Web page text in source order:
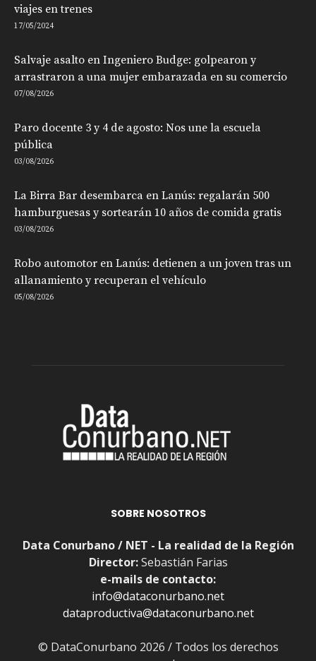
viajes en trenes
17/05/2024
Salvaje asalto en Ingeniero Budge: golpearon y
arrastraron a una mujer embarazada en su comercio
07/08/2026
Paro docente 3 y 4 de agosto: Nos une la escuela
pública
03/08/2026
La Birra Bar desembarca en Lanús: regalarán 500
hamburguesas y sortearán 10 años de comida gratis
03/08/2026
Robo automotor en Lanús: detienen a un joven tras un
allanamiento y recuperan el vehículo
05/08/2026
SOBRE NOSOTROS
Data Conurbano / NET - La realidad de la Región
Director:Sebastián Farias
e-mails de contacto:
info@dataconurbano.net
dataproductiva@dataconurbano.net
© DataConurbano 2026 / Todos los derechos